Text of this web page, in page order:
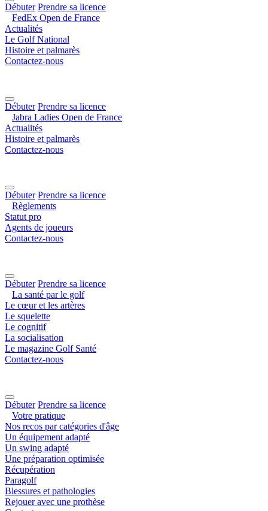
Débuter Prendre sa licence
FedEx Open de France
Actualités
Le Golf National
Histoire et palmarès
Contactez-nous
Débuter Prendre sa licence
Jabra Ladies Open de France
Actualités
Histoire et palmarès
Contactez-nous
Débuter Prendre sa licence
Règlements
Statut pro
Agents de joueurs
Contactez-nous
Débuter Prendre sa licence
La santé par le golf
Le cœur et les artères
Le squelette
Le cognitif
La socialisation
Le magazine Golf Santé
Contactez-nous
Débuter Prendre sa licence
Votre pratique
Nos recos par catégories d'âge
Un équipement adapté
Un swing adapté
Une préparation optimisée
Récupération
Paragolf
Blessures et pathologies
Rejouer avec une prothèse